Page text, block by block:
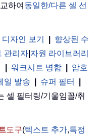
하여 동일한/다른 셀 선
디자인 보기
향상된 수
관리자 자원 라이브러리
워크시트 병합
암호
일 발송 슈퍼 필터
셀 필터링/기울임꼴/취
도구(텍스트 추가,특정